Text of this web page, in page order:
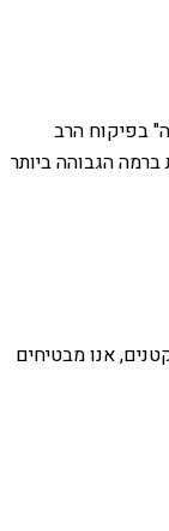
בפיקוח הרב
הגבוהה ביותר
אנו מבטיחים